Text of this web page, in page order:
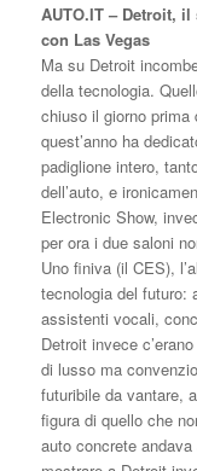
AUTO.IT – Detroit,
con Las Vegas
Ma su Detroit
della tecnologia.
chiuso il giorno prima
quest’anno ha
padiglione intero,
dell’auto, e
Electronic Show,
per ora i due saloni
Uno finiva (il CES),
tecnologia del futuro:
assistenti vocali,
Detroit invece
di lusso ma
futuribile da vantare,
figura di quello che
auto concrete